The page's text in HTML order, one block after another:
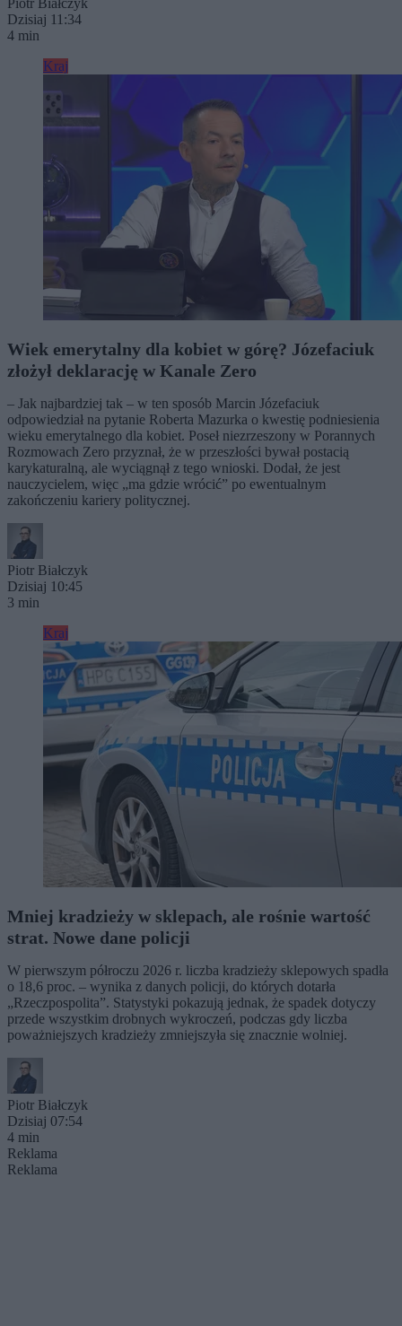
Piotr Białczyk
Dzisiaj 11:34
4 min
Kraj
Wiek emerytalny dla kobiet w górę? Józefaciuk
złożył deklarację w Kanale Zero
– Jak najbardziej tak – w ten sposób Marcin Józefaciuk
odpowiedział na pytanie Roberta Mazurka o kwestię podniesienia
wieku emerytalnego dla kobiet. Poseł niezrzeszony w Porannych
Rozmowach Zero przyznał, że w przeszłości bywał postacią
karykaturalną, ale wyciągnął z tego wnioski. Dodał, że jest
nauczycielem, więc „ma gdzie wrócić” po ewentualnym
zakończeniu kariery politycznej.
Piotr Białczyk
Dzisiaj 10:45
3 min
Kraj
Mniej kradzieży w sklepach, ale rośnie wartość
strat. Nowe dane policji
W pierwszym półroczu 2026 r. liczba kradzieży sklepowych spadła
o 18,6 proc. – wynika z danych policji, do których dotarła
„Rzeczpospolita”. Statystyki pokazują jednak, że spadek dotyczy
przede wszystkim drobnych wykroczeń, podczas gdy liczba
poważniejszych kradzieży zmniejszyła się znacznie wolniej.
Piotr Białczyk
Dzisiaj 07:54
4 min
Reklama
Reklama